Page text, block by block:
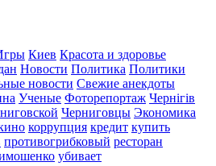
Киев Красота и здоровье
Новости Политика Политики
новости Свежие анекдоты
Ученые Фоторепортаж Чернігів
Черниговцы Экономика
коррупция кредит купить
противогрибковый ресторан
убивает